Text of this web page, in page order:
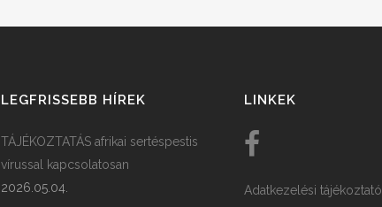
LEGFRISSEBB HÍREK
TÁJÉKOZTATÁS afrikai sertéspestis
vírussal kapcsolatosan
2026.05.04.
LINKEK
Adatkezelési tájékoztató